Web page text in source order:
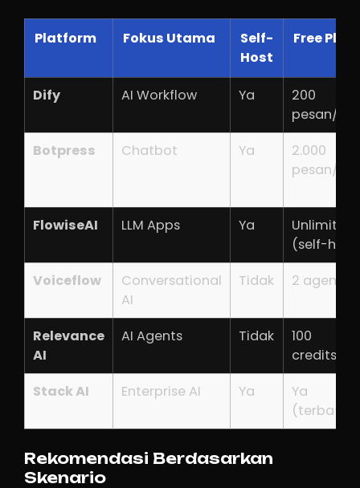
Platform Fokus Utama
Self-
Host
Free Plan
Dify AI Workflow Ya
200
pesan/
Botpress
Chatbot Ya
2.000
pesan/
FlowiseAI LLM Apps Ya
Unlimited
(self-
Voiceflow
Conversational
AI
Tidak 2 agent
Relevance
AI
AI Agents Tidak
100
credits/
Stack AI
Enterprise AI Ya
Ya
(terbatas)
Rekomendasi Berdasarkan
Skenario